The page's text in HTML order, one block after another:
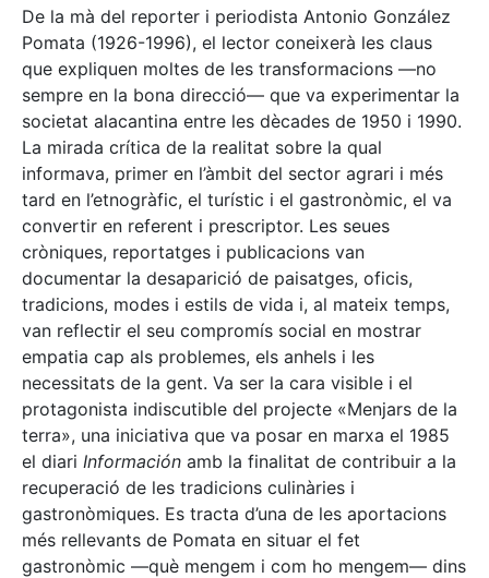
De la mà del reporter i periodista Antonio González
Pomata (1926-1996), el lector coneixerà les claus
que expliquen moltes de les transformacions —no
sempre en la bona direcció— que va experimentar la
societat alacantina entre les dècades de 1950 i 1990.
La mirada crítica de la realitat sobre la qual
informava, primer en l’àmbit del sector agrari i més
tard en l’etnogràfic, el turístic i el gastronòmic, el va
convertir en referent i prescriptor. Les seues
cròniques, reportatges i publicacions van
documentar la desaparició de paisatges, oficis,
tradicions, modes i estils de vida i, al mateix temps,
van reflectir el seu compromís social en mostrar
empatia cap als problemes, els anhels i les
necessitats de la gent. Va ser la cara visible i el
protagonista indiscutible del projecte «Menjars de la
terra», una iniciativa que va posar en marxa el 1985
el diari Información amb la finalitat de contribuir a la
recuperació de les tradicions culinàries i
gastronòmiques. Es tracta d’una de les aportacions
més rellevants de Pomata en situar el fet
gastronòmic —què mengem i com ho mengem— dins